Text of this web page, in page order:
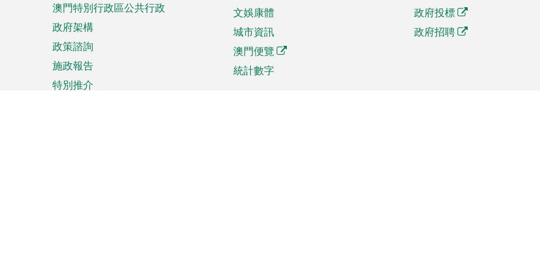
澳門特別行政區公共行政
政府架構
政策諮詢
施政報告
特別推介
文娛康體
城市資訊
澳門便覽
統計數字
政府投標
政府招聘